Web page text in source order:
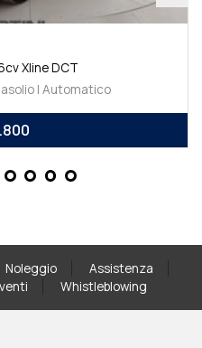
Xline DCT
| Automatico
Noleggio
Assistenza
Whistleblowing